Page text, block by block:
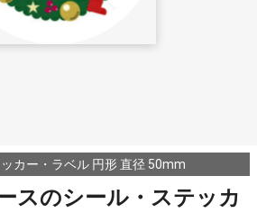
カー・ラベル 円形 直径 50mm
スのシール・ステッカ